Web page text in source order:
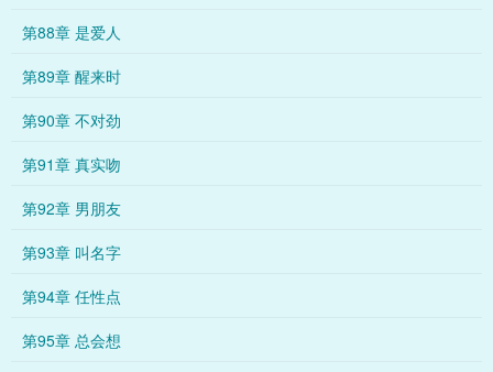
第88章 是爱人
第89章 醒来时
第90章 不对劲
第91章 真实吻
第92章 男朋友
第93章 叫名字
第94章 任性点
第95章 总会想